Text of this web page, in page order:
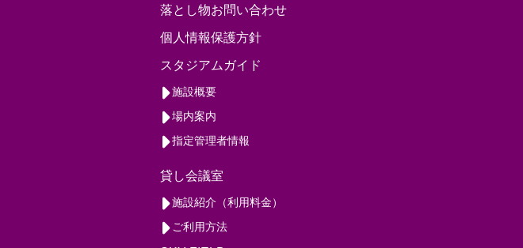
落とし物お問い合わせ
個人情報保護方針
スタジアムガイド
施設概要
場内案内
指定管理者情報
貸し会議室
施設紹介（利用料金）
ご利用方法